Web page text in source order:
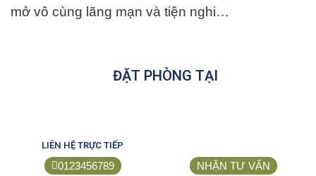
mở vô cùng lãng mạn và tiện nghi…
ĐẶT PHÒNG TẠI
LIÊN HỆ TRỰC TIẾP
0123456789 NHẬN TƯ VẤN